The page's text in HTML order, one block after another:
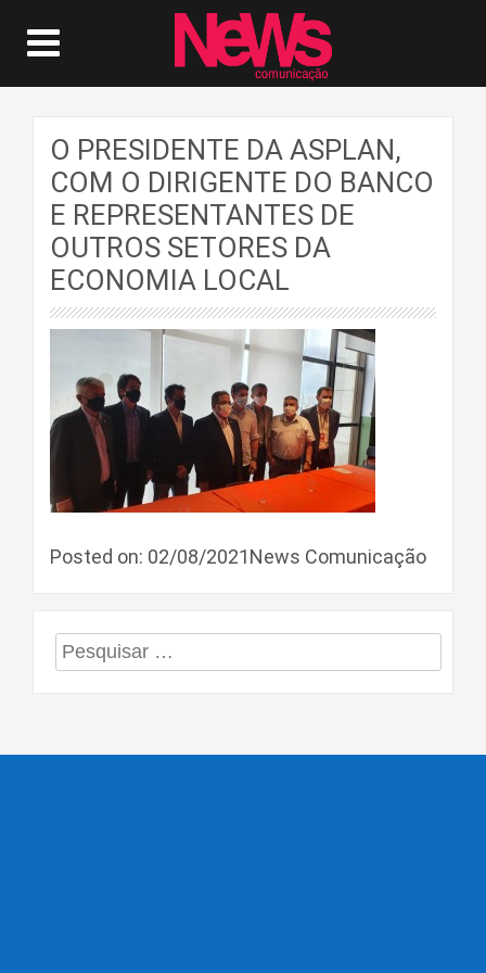
O PRESIDENTE DA ASPLAN,
COM O DIRIGENTE DO BANCO
E REPRESENTANTES DE
OUTROS SETORES DA
ECONOMIA LOCAL
Posted on: 02/08/2021News Comunicação
Pesquisar
por: